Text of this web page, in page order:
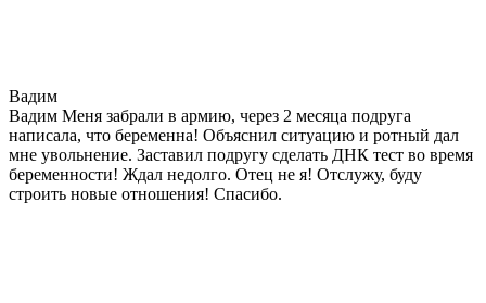
Вадим
Вадим Меня забрали в армию, через 2 месяца подруга
написала, что беременна! Объяснил ситуацию и ротный дал
мне увольнение. Заставил подругу сделать ДНК тест во время
беременности! Ждал недолго. Отец не я! Отслужу, буду
строить новые отношения! Спасибо.